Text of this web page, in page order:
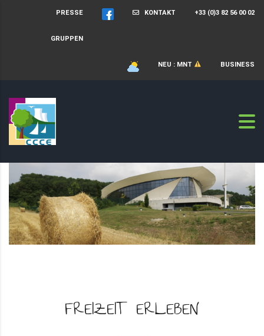
+33 (0)3 82 56 00 02
KONTAKT
PRESSE
GRUPPEN
BUSINESS
NEU : MNT
FREIZEIT ERLEBEN